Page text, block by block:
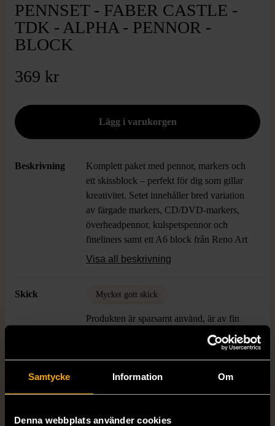
Samtycke Information Om
Denna webbplats använder cookies
PENNSET - FABER CASTLE -
TDK - ALPHA - PENNOR -
BLOCK
369 kr
Beskrivning
Komplett paket med pennor, markers och
ett skissblock – perfekt för dig som gillar
kreativitet. Setet innehåller bred variation
av färgade markers, CD/DVD-markers,
överheadpennor, kulspetspennor och
fineliners samt ett A6 block från Reno Art
för skiss och anteckningar. Här får du ett
Visa all beskrivning
Skick Mycket gott skick
Produkten är sparsamt använd, är av fin
kvalitet och ska inte ha några skador eller
Läs mer om hur vi bedömer